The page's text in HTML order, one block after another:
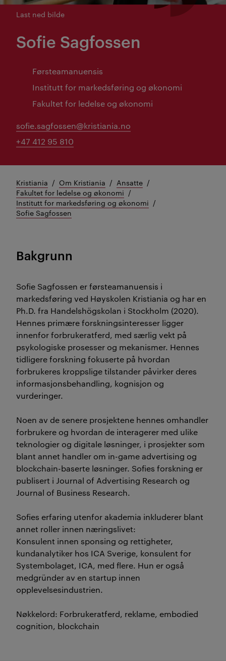
Last ned bilde
Sofie Sagfossen
Førsteamanuensis
Institutt for markedsføring og økonomi
Fakultet for ledelse og økonomi
sofie.sagfossen@kristiania.no
+47 412 95 810
Kristiania Om Kristiania
Ansatte
Fakultet for ledelse og økonomi
Institutt for markedsføring og økonomi
Sofie Sagfossen
Bakgrunn
Sofie Sagfossen er førsteamanuensis i
markedsføring ved Høyskolen Kristiania og har en
Ph.D. fra Handelshögskolan i Stockholm (2020).
Hennes primære forskningsinteresser ligger
innenfor forbrukeratferd, med særlig vekt på
psykologiske prosesser og mekanismer. Hennes
tidligere forskning fokuserte på hvordan
forbrukeres kroppslige tilstander påvirker deres
informasjonsbehandling, kognisjon og
vurderinger.
Noen av de senere prosjektene hennes omhandler
forbrukere og hvordan de interagerer med ulike
teknologier og digitale løsninger, i prosjekter som
blant annet handler om in-game advertising og
blockchain-baserte løsninger. Sofies forskning er
publisert i Journal of Advertising Research og
Journal of Business Research.
Sofies erfaring utenfor akademia inkluderer blant
annet roller innen næringslivet:
Konsulent innen sponsing og rettigheter,
kundanalytiker hos ICA Sverige, konsulent for
Systembolaget, ICA, med flere. Hun er også
medgründer av en startup innen
opplevelsesindustrien.
Nøkkelord: Forbrukeratferd, reklame, embodied
cognition, blockchain